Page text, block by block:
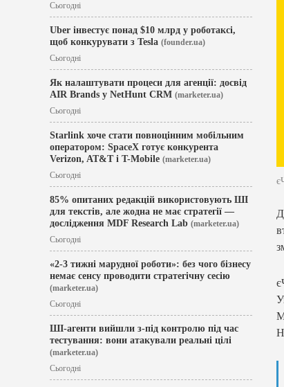
Сьогодні
Uber інвестує понад $10 млрд у роботаксі,
щоб конкурувати з Tesla (founder.ua)
Сьогодні
Як налаштувати процеси для агенції: досвід
AIR Brands у NetHunt CRM (marketer.ua)
Сьогодні
Starlink хоче стати повноцінним мобільним
оператором: SpaceX готує конкурента
Verizon, AT&T і T-Mobile (marketer.ua)
Сьогодні
85% опитаних редакцій використовують ШІ
для текстів, але жодна не має стратегії —
дослідження MDF Research Lab (marketer.ua)
Сьогодні
«2-3 тижні марудної роботи»: без чого бізнесу
немає сенсу проводити стратегічну сесію
(marketer.ua)
Сьогодні
ШІ-агенти вийшли з-під контролю під час
тестування: вони атакували реальні цілі
(marketer.ua)
Сьогодні